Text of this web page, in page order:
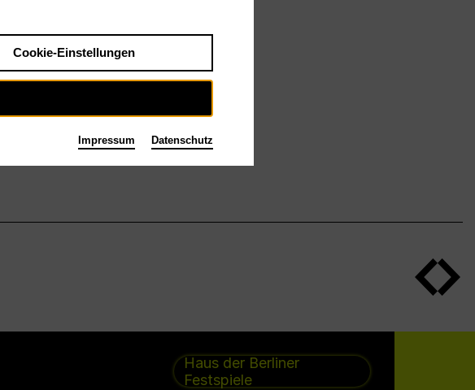
Haus der Berliner
Festspiele
Cookie-Einstellungen
Impressum Datenschutz